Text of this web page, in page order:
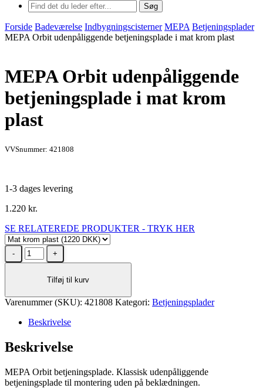
Søg
Forside Badeværelse Indbygningscisterner MEPA Betjeningsplader
MEPA Orbit udenpåliggende betjeningsplade i mat krom plast
MEPA Orbit udenpåliggende
betjeningsplade i mat krom
plast
VVSnummer: 421808
1-3 dages levering
1.220 kr.
SE RELATEREDE PRODUKTER - TRYK HER
MEPA
Orbit
betjeningsplade
mat
plast
Tilføj til kurv
Varenummer (SKU): 421808 Kategori: Betjeningsplader
Beskrivelse
Beskrivelse
MEPA Orbit betjeningsplade. Klassisk udenpåliggende
betjeningsplade til montering uden på beklædningen.